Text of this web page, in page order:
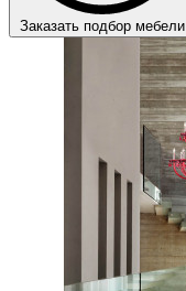
Заказать подбор мебели